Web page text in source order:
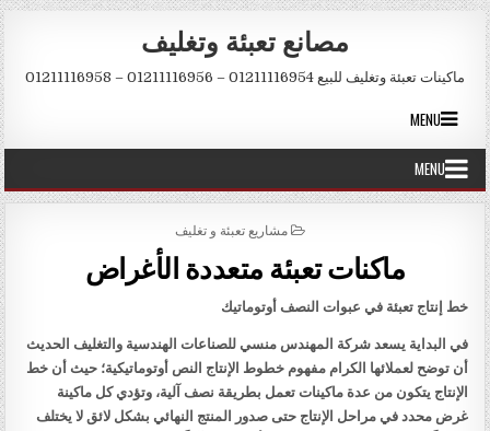
Skip to content
مصانع تعبئة وتغليف
ماكينات تعبئة وتغليف للبيع 01211116954 – 01211116956 – 01211116958
MENU
MENU
POSTED IN
مشاريع تعبئة و تغليف
ماكنات تعبئة متعددة الأغراض
خط إنتاج تعبئة في عبوات النصف أوتوماتيك
في البداية يسعد شركة المهندس منسي للصناعات الهندسية والتغليف الحديث
أن توضح لعملائها الكرام مفهوم خطوط الإنتاج النص أوتوماتيكية؛ حيث أن خط
الإنتاج يتكون من عدة ماكينات تعمل بطريقة نصف آلية، وتؤدي كل ماكينة
غرض محدد في مراحل الإنتاج حتى صدور المنتج النهائي بشكل لائق لا يختلف